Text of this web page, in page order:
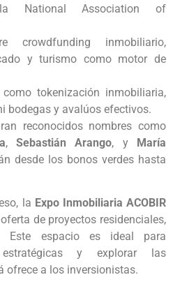
National Association of
crowdfunding inmobiliario,
y turismo como motor de
como tokenización inmobiliaria,
bodegas y avalúos efectivos.
reconocidos nombres como
,Sebastián Arango, y María
desde los bonos verdes hasta
la Expo Inmobiliaria ACOBIR
de proyectos residenciales,
Este espacio es ideal para
estratégicas y explorar las
ofrece a los inversionistas.